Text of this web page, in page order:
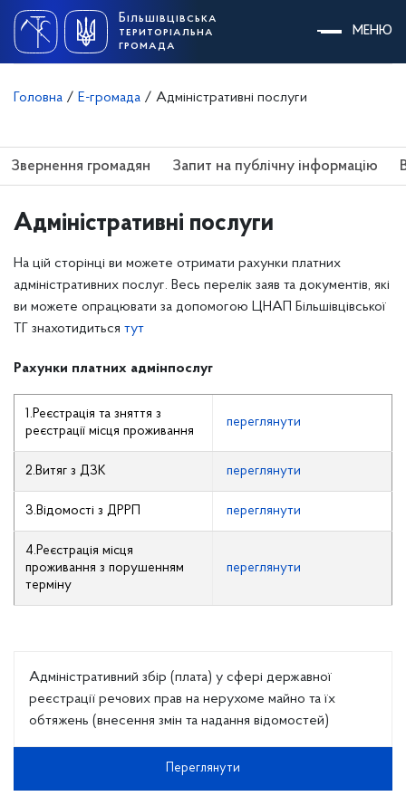
content
Більшівцівська
територіальна
громада
МЕНЮ
Головна / Е-громада / Адміністративні послуги
Звернення громадян Запит на публічну інформацію
Адміністративні послуги
На цій сторінці ви можете отримати рахунки платних
адміністративних послуг. Весь перелік заяв та документів, які
ви можете опрацювати за допомогою ЦНАП Більшівцівської
ТГ знахотидиться тут
Рахунки платних адмінпослуг
1.Реєстрація та зняття з
реєстрації місця проживання
переглянути
2.Витяг з ДЗК переглянути
3.Відомості з ДРРП переглянути
4.Реєстрація місця
проживання з порушенням
терміну
переглянути
Адміністративний збір (плата) у сфері державної
реєстрації речових прав на нерухоме майно та їх
обтяжень (внесення змін та надання відомостей)
Переглянути